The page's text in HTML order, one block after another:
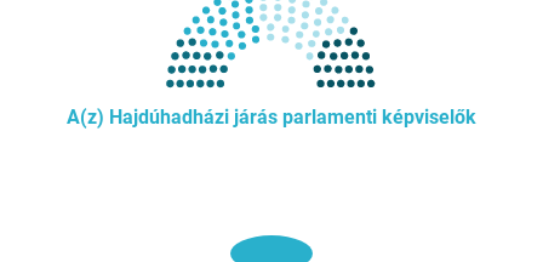
A(z) Hajdúhadházi járás parlamenti képviselők